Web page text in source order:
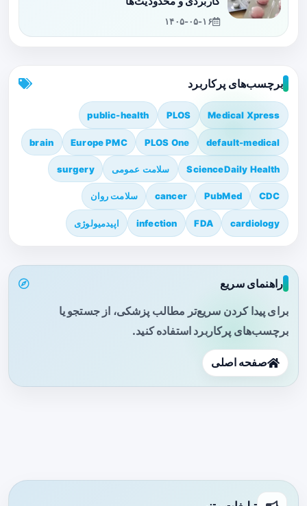
۱۴۰۵-۰۵-۱۶
برچسب‌های پرکاربرد
Medical Xpress
PLOS
public-health
default-medical
PLOS One
Europe PMC
brain
ScienceDaily Health سلامت عمومی surgery
CDC
PubMed
cancer سلامت روان
cardiology
FDA
infection اپیدمیولوژی
راهنمای سریع
برای پیدا کردن سریع‌تر مطالب پزشکی، از جستجو یا
برچسب‌های پرکاربرد استفاده کنید.
صفحه اصلی